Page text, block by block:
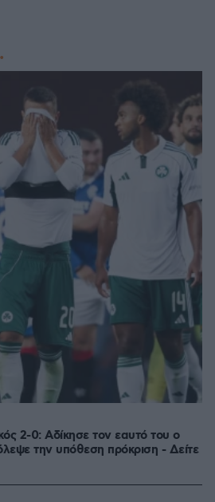
2-0: Αδίκησε τον εαυτό του ο
την υπόθεση πρόκριση - Δείτε